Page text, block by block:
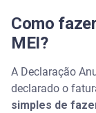
Como
MEI?
A Declaração
declarado o
simples de